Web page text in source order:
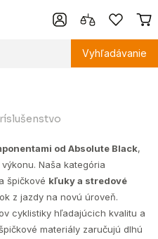
Vyhľadávanie
od Absolute Black,
Naša kategória
špičkové kľuky a stredové
z jazdy na novú úroveň.
cyklistiky hľadajúcich kvalitu a
materiály zaručujú dlhú